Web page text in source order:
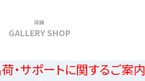
店舗
GALLERY SHOP
関するご案内